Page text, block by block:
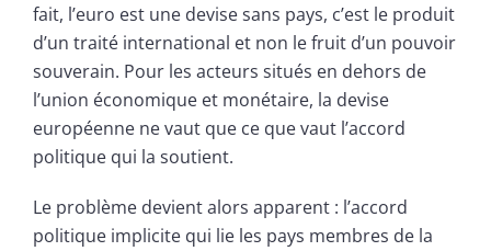
fait, l’euro est une devise sans pays, c’est le produit
d’un traité international et non le fruit d’un pouvoir
souverain. Pour les acteurs situés en dehors de
l’union économique et monétaire, la devise
européenne ne vaut que ce que vaut l’accord
politique qui la soutient.
Le problème devient alors apparent : l’accord
politique implicite qui lie les pays membres de la